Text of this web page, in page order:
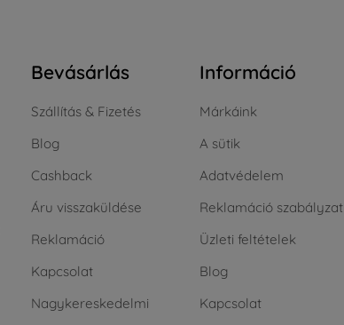
Bevásárlás
Szállítás & Fizetés
Blog
Cashback
Áru visszaküldése
Reklamáció
Kapcsolat
Nagykereskedelmi
Információ
Márkáink
A sütik
Adatvédelem
Reklamáció szabályzat
Üzleti feltételek
Blog
Kapcsolat